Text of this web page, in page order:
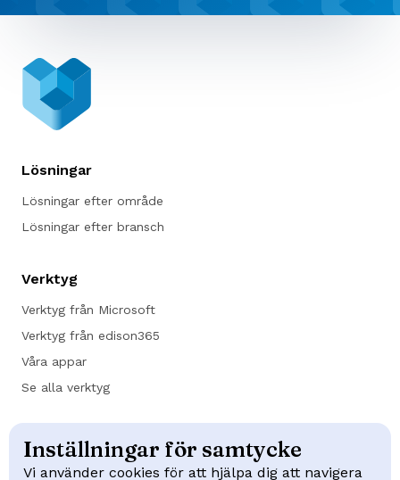
Lösningar
Lösningar efter område
Lösningar efter bransch
Verktyg
Verktyg från Microsoft
Verktyg från edison365
Våra appar
Se alla verktyg
Kundcase
Trafikverket
Inställningar för samtycke
Vi använder cookies för att hjälpa dig att navigera